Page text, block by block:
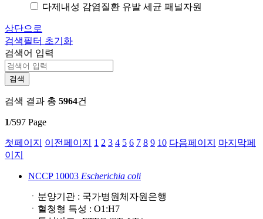
다제내성 감염질환 유발 세균 패널자원
상단으로
검색필터 초기화
검색어 입력
검색 결과 총 5964건
1/597 Page
첫페이지 이전페이지 1 2 3 4 5 6 7 8 9 10 다음페이지
마지막페
이지
NCCP 10003 Escherichia coli
ㆍ분양기관 : 국가병원체자원은행
ㆍ혈청형 특성 : O1:H7